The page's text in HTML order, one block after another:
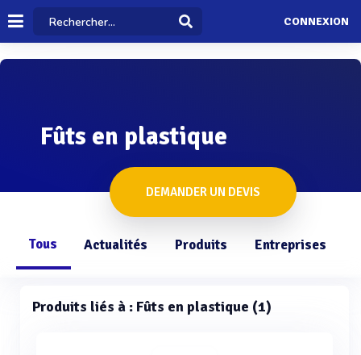
CONNEXION
Fûts en plastique
DEMANDER UN DEVIS
Tous Actualités Produits Entreprises
Produits liés à : Fûts en plastique (1)